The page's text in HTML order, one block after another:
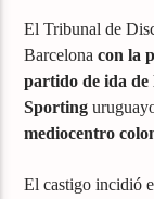
El Tribunal de
Barcelonacon la
partido de ida de
Sporting
mediocentro
El castigo incidió